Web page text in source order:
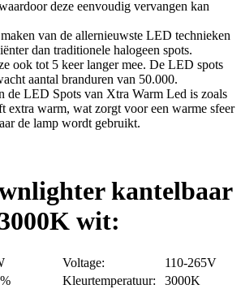
deze eenvoudig vervangen kan
van de allernieuwste LED technieken
dan traditionele halogeen spots.
ook tot 5 keer langer mee. De LED spots
aantal branduren van 50.000.
de LED Spots van Xtra Warm Led is zoals
extra warm, wat zorgt voor een warme sfeer
de lamp wordt gebruikt.
kantelbaar
wit:
Voltage:
110-265V
Kleurtemperatuur:
3000K